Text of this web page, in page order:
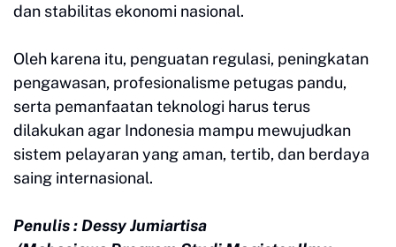
dan stabilitas ekonomi nasional.
Oleh karena itu, penguatan regulasi, peningkatan
pengawasan, profesionalisme petugas pandu,
serta pemanfaatan teknologi harus terus
dilakukan agar Indonesia mampu mewujudkan
sistem pelayaran yang aman, tertib, dan berdaya
saing internasional.
Penulis : Dessy Jumiartisa